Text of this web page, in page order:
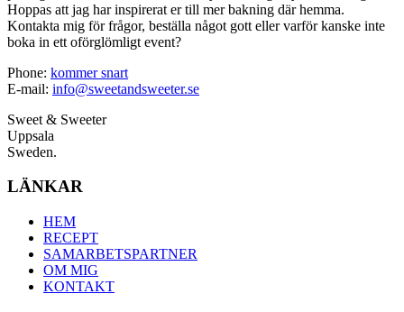
Hoppas att jag har inspirerat er till mer bakning där hemma.
Kontakta mig för frågor, beställa något gott eller varför kanske inte
boka in ett oförglömligt event?
Phone: kommer snart
E-mail: info@sweetandsweeter.se
Sweet & Sweeter
Uppsala
Sweden.
LÄNKAR
HEM
RECEPT
SAMARBETSPARTNER
OM MIG
KONTAKT